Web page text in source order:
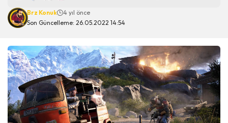
Son Güncelleme: 26.05.2022 14:54
Brz Konuk 4 yıl önce